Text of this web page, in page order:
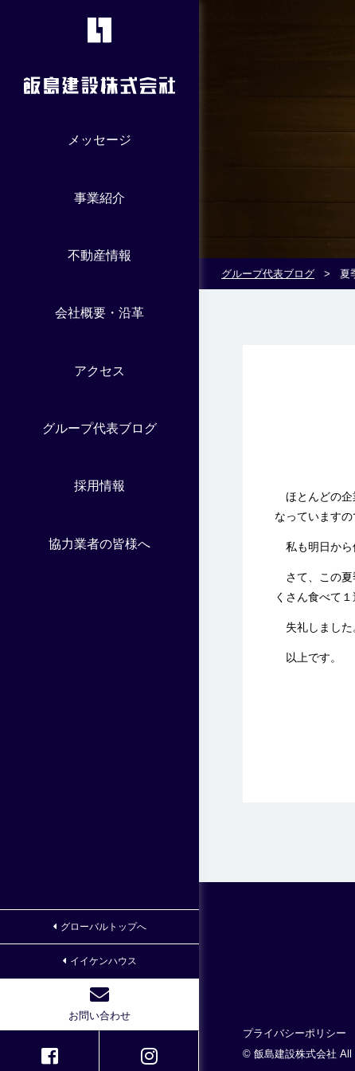
メッセージ
事業紹介
不動産情報
会社概要・沿革
アクセス
グループ代表ブログ
採用情報
協力業者の皆様へ
グローバルトップへ
イイケンハウス
お問い合わせ
グループ代表ブログ > 夏
ほとんどの企
なっています
私も明日から
さて、この夏
くさん食べて
失礼しました
以上です。
プライバシーポリシー
© 飯島建設株式会社 All